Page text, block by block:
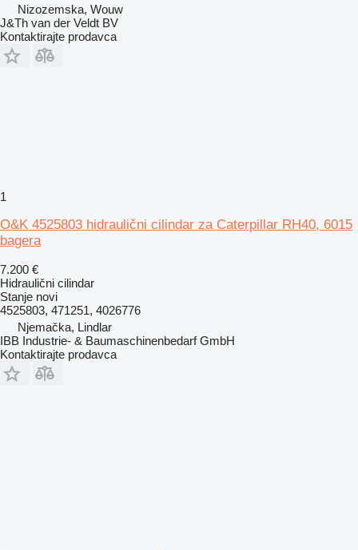
Nizozemska, Wouw
J&Th van der Veldt BV
Kontaktirajte prodavca
1
O&K 4525803 hidraulični cilindar za Caterpillar RH40, 6015
bagera
7.200 €
Hidraulični cilindar
Stanje novi
4525803, 471251, 4026776
Njemačka, Lindlar
IBB Industrie- & Baumaschinenbedarf GmbH
Kontaktirajte prodavca